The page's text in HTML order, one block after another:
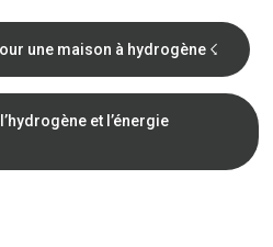
une maison à hydrogène ☇
et l’énergie